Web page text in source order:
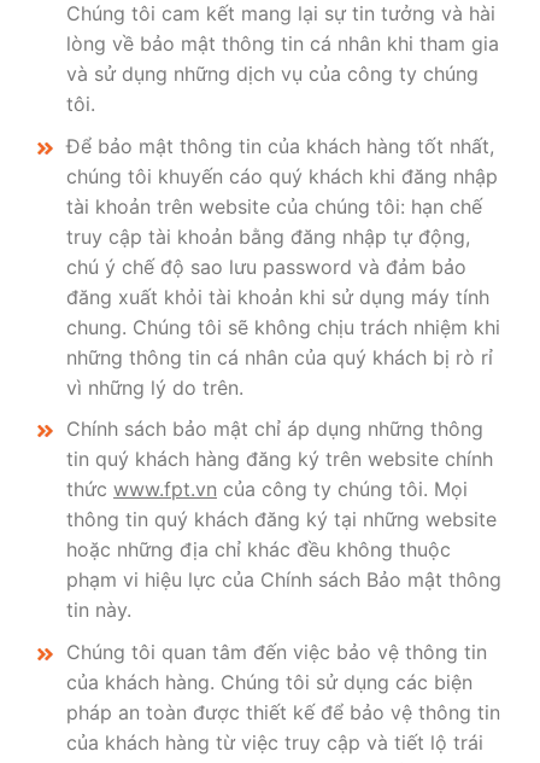
Chúng tôi cam kết mang lại sự tin tưởng và hài
lòng về bảo mật thông tin cá nhân khi tham gia
và sử dụng những dịch vụ của công ty chúng
tôi.
Để bảo mật thông tin của khách hàng tốt nhất,
chúng tôi khuyến cáo quý khách khi đăng nhập
tài khoản trên website của chúng tôi: hạn chế
truy cập tài khoản bằng đăng nhập tự động,
chú ý chế độ sao lưu password và đảm bảo
đăng xuất khỏi tài khoản khi sử dụng máy tính
chung. Chúng tôi sẽ không chịu trách nhiệm khi
những thông tin cá nhân của quý khách bị rò rỉ
vì những lý do trên.
Chính sách bảo mật chỉ áp dụng những thông
tin quý khách hàng đăng ký trên website chính
thức www.fpt.vn của công ty chúng tôi. Mọi
thông tin quý khách đăng ký tại những website
hoặc những địa chỉ khác đều không thuộc
phạm vi hiệu lực của Chính sách Bảo mật thông
tin này.
Chúng tôi quan tâm đến việc bảo vệ thông tin
của khách hàng. Chúng tôi sử dụng các biện
pháp an toàn được thiết kế để bảo vệ thông tin
của khách hàng từ việc truy cập và tiết lộ trái